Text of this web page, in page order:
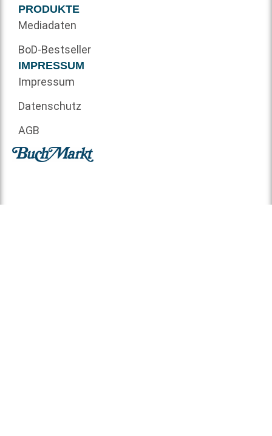
PRODUKTE
Mediadaten
BoD-Bestseller
IMPRESSUM
Impressum
Datenschutz
AGB